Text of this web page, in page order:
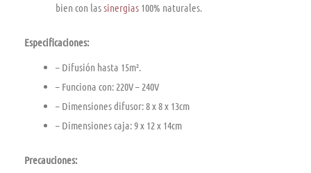
bien con lassinergias 100% naturales.
Especificaciones:
– Difusión hasta 15m².
– Funciona con: 220V – 240V
– Dimensiones difusor: 8 x 8 x 13cm
– Dimensiones caja: 9 x 12 x 14cm
Precauciones: